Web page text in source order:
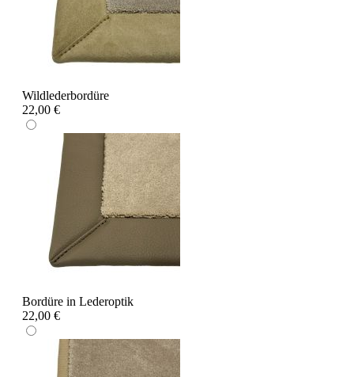
Wildlederbordüre
22,00 €
Bordüre in Lederoptik
22,00 €